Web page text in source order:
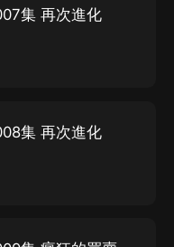
集 再次進化
集 再次進化